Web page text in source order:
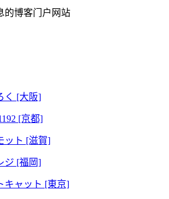
的博客门户网站
く [大阪]
[京都]
ット [滋賀]
ジ [福岡]
キャット [東京]